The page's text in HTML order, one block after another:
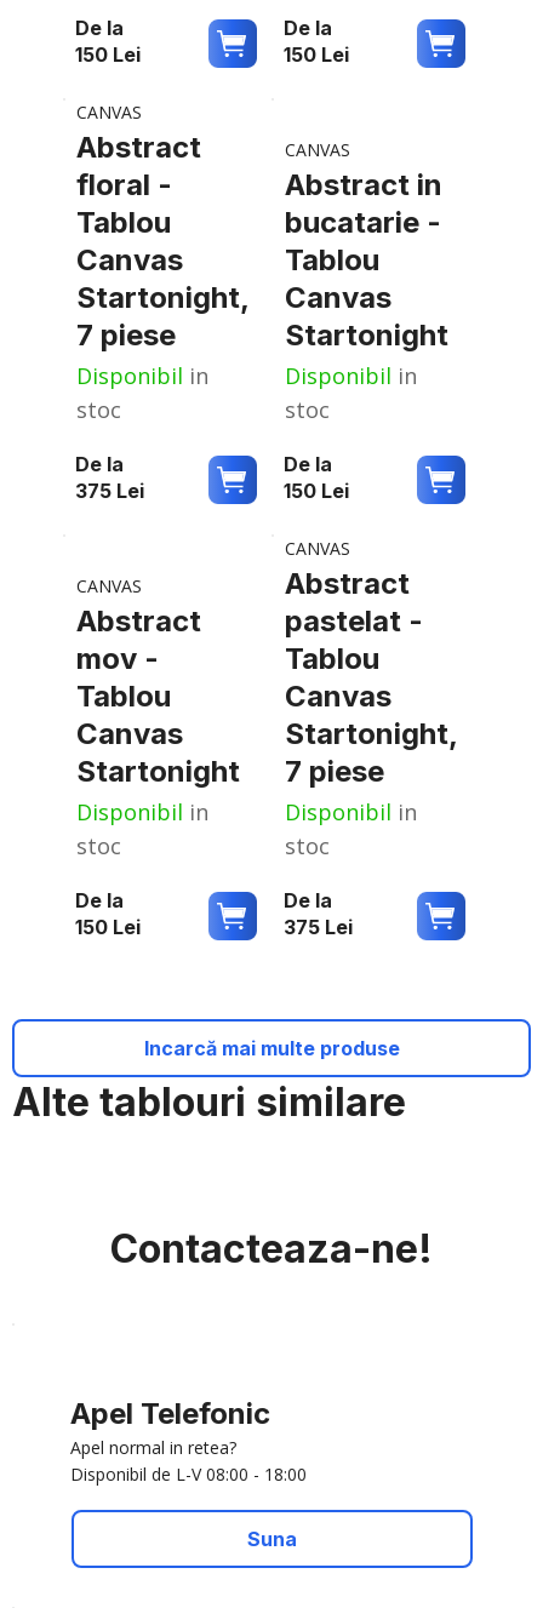
Alte tablouri similare
De la
150 Lei
De la
150 Lei
CANVAS
Abstract
floral -
Tablou
Canvas
Startonight,
7 piese
Disponibil in
stoc
De la
375 Lei
CANVAS
Abstract in
bucatarie -
Tablou
Canvas
Startonight
Disponibil in
stoc
De la
150 Lei
CANVAS
Abstract
mov -
Tablou
Canvas
Startonight
Disponibil in
stoc
De la
150 Lei
CANVAS
Abstract
pastelat -
Tablou
Canvas
Startonight,
7 piese
Disponibil in
stoc
De la
375 Lei
Incarcă mai multe produse
Contacteaza-ne!
Apel Telefonic
Apel normal in retea?
Disponibil de L-V 08:00 - 18:00
Suna